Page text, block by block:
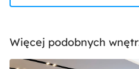
Więcej podobnych